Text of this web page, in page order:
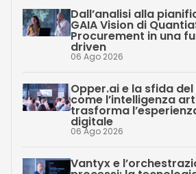
Dall’analisi alla
GAIA Vision di
Procurement in una
driven
06 Ago 2026
Opper.ai e la sfida
come l’intelligenza
trasforma
digitale
06 Ago 2026
Vantyx e